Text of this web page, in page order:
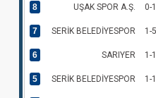
8 UŞAK SPOR A.Ş. 0-1
7 SERİK BELEDİYESPOR 1-5
6 SARIYER 1-1
5 SERİK BELEDİYESPOR 1-1